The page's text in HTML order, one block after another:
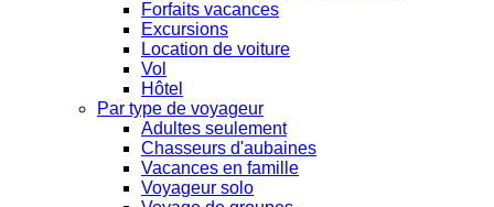
Forfaits vacances
Excursions
Location de voiture
Vol
Hôtel
Par type de voyageur
Adultes seulement
Chasseurs d'aubaines
Vacances en famille
Voyageur solo